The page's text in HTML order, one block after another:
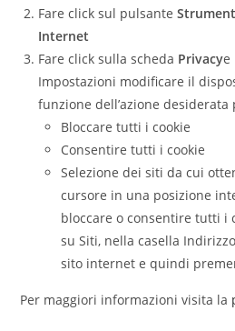
Fare click sul pulsante
Internet
Fare click sulla scheda Privacye
Impostazioni modificare il
funzione dell’azione desiderata
Bloccare tutti i cookie
Consentire tutti i cookie
Selezione dei siti da cui
cursore in una posizione
bloccare o consentire tutti i
su Siti, nella casella
sito internet e quindi
Per maggiori informazioni visita la